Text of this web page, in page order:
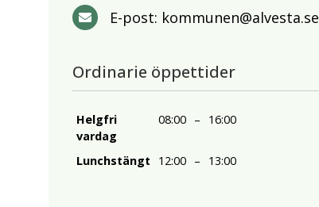
E-post: kommunen@alvesta.se
Ordinarie öppettider
Helgfri
vardag
08:00 – 16:00
Lunchstängt 12:00 – 13:00